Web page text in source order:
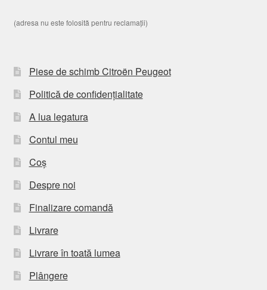
(adresa nu este folosită pentru reclamații)
Piese de schimb Citroën Peugeot
Politică de confidențialitate
A lua legatura
Contul meu
Coș
Despre noi
Finalizare comandă
Livrare
Livrare în toată lumea
Plângere